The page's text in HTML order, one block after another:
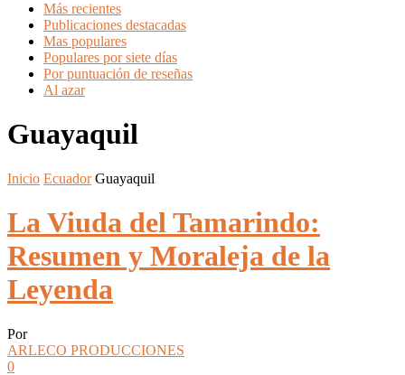
Más recientes
Publicaciones destacadas
Mas populares
Populares por siete días
Por puntuación de reseñas
Al azar
Guayaquil
Inicio Ecuador Guayaquil
La Viuda del Tamarindo:
Resumen y Moraleja de la
Leyenda
Por
ARLECO PRODUCCIONES
0